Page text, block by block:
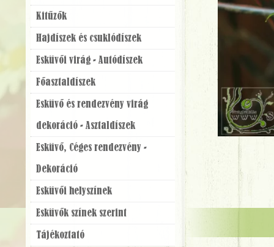
Kitűzők
Hajdíszek és csuklódíszek
Esküvői virág - Autódíszek
Főasztaldíszek
Esküvő és rendezvény virág
dekoráció - Asztaldíszek
Esküvő, Céges rendezvény -
Dekoráció
Esküvői helyszínek
Esküvők színek szerint
Tájékoztató